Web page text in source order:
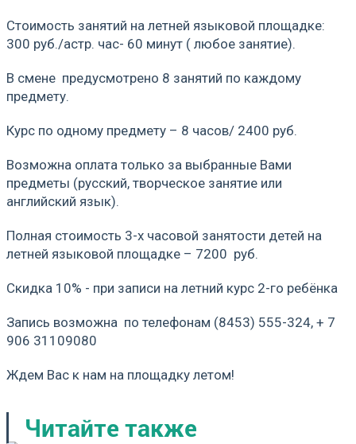
Стоимость занятий на летней языковой площадке:
300 руб./астр. час- 60 минут ( любое занятие).
В смене предусмотрено 8 занятий по каждому
предмету.
Курс по одному предмету – 8 часов/ 2400 руб.
Возможна оплата только за выбранные Вами
предметы (русский, творческое занятие или
английский язык).
Полная стоимость 3-х часовой занятости детей на
летней языковой площадке – 7200 руб.
Скидка 10% - при записи на летний курс 2-го ребёнка
Запись возможна по телефонам (8453) 555-324, + 7
906 31109080
Ждем Вас к нам на площадку летом!
Читайте также